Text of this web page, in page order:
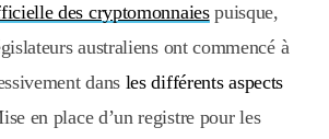
des cryptomonnaiespuisque,
australiens ont commencé à
dans les différents aspects
en place d’un registre pour les